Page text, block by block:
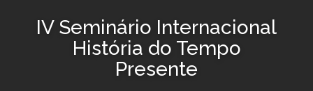
IV Seminário Internacional
História do Tempo
Presente